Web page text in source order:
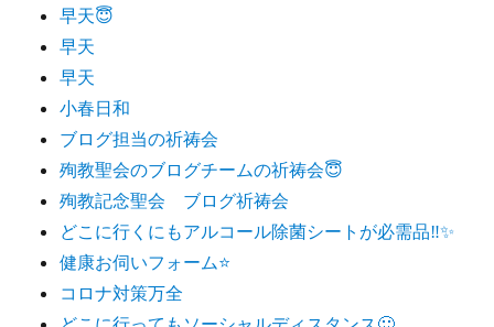
早天😇
早天
早天
小春日和
ブログ担当の祈祷会
殉教聖会のブログチームの祈祷会😇
殉教記念聖会 ブログ祈祷会
どこに行くにもアルコール除菌シートが必需品‼️✨
健康お伺いフォーム⭐️
コロナ対策万全